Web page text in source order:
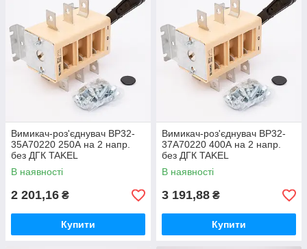
Вимикач-роз'єднувач ВР32-
35А70220 250А на 2 напр.
без ДГК TAKEL
В наявності
2 201,16 ₴
Купити
Вимикач-роз'єднувач ВР32-
37А70220 400А на 2 напр.
без ДГК TAKEL
В наявності
3 191,88 ₴
Купити